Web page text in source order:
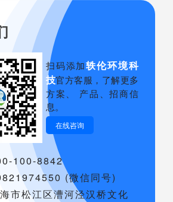
扫码添加轶伦环境科
技官方客服，了解更多
方案、 产品、招商信
息。
在线咨询
100-8842
(微信同号)
市松江区漕河泾汉桥文化